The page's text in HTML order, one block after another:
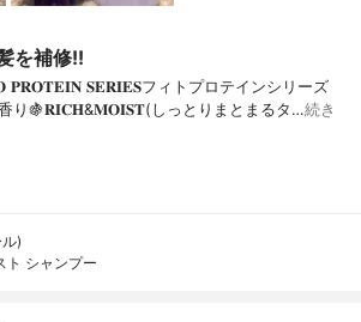
を補修!!
𝐏𝐑𝐎𝐓𝐄𝐈𝐍 𝐒𝐄𝐑𝐈𝐄𝐒フィトプロテインシリーズ⁡
り🍇𝐑𝐈𝐂𝐇&𝐌𝐎𝐈𝐒𝐓(しっとりまとまるタ…続き
)
ト シャンプー